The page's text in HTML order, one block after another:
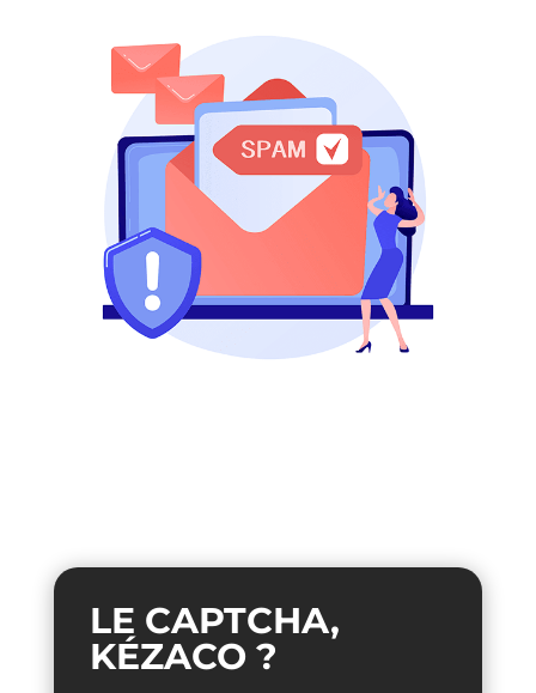
LE CAPTCHA,
KÉZACO ?